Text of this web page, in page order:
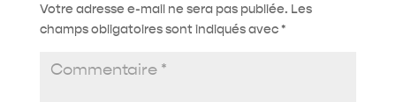
Votre adresse e-mail ne sera pas publiée. Les
champs obligatoires sont indiqués avec*